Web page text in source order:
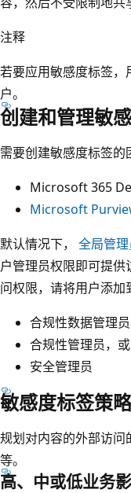
注释
若要应用敏感度标签
户。
创建和管理敏
需要创建敏感度标签的
Microsoft 365
Microsoft
默认情况下， 全局管理
户管理员权限即可提
问权限，请将用户添加
合规性数据管理员
合规性管理员，或
安全管理员
敏感度标签策略
规划对内容的外部访
等。
高、中或低业务